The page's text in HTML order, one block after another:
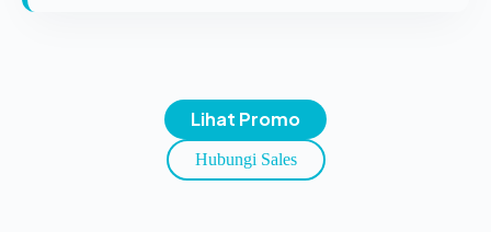
Lihat Promo
Hubungi Sales